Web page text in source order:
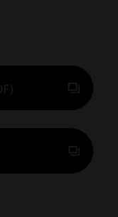
外部站点 (在新选项卡